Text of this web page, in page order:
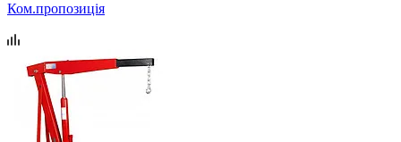
Ком.пропозиція